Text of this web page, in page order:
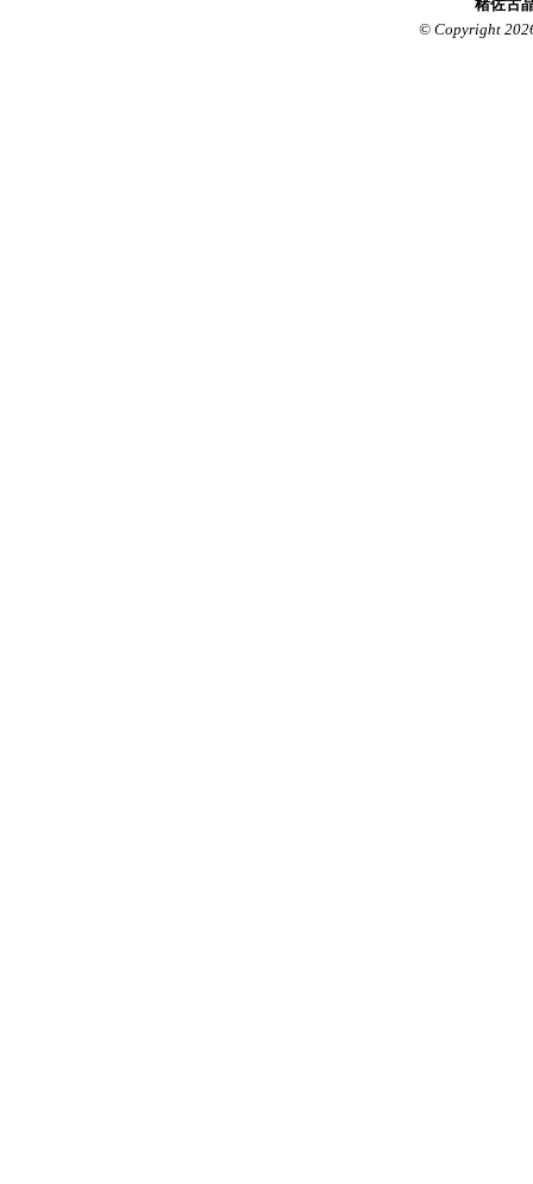
楮佐古
© Copyright